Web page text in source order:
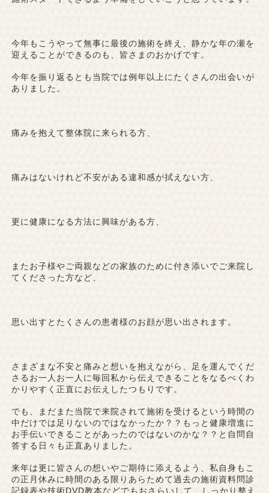
今年もこうやって無事に最後の施術を終え、静かな年の瀬を
迎えることができるのも、皆さまのおかげです。
今年を振り返るとも当院では例年以上にたくさんの出会いが
ありました。
痛みを抱えて整体院に来られる方、
痛みはないけれど不安がある違和感が拭えない方、
更に健康になる方法に興味がある方、
またお子様やご両親などの家族のために付き添いでご来院し
てくださった方など、
思い出すとたくさんの患者様のお顔が思い出されます。
さまざまな不安と痛みと想いを抱えながら、足を運んでくだ
さるお一人お一人に毎回私から伝えできることをなるべくわ
かりやすく正直にお伝えしたつもりです。
でも、まだまた当院で来院されて施術を受けるという時間の
中だけでは足りないのではなかったか？？もっと健康増進に
お手伝いできることがあったのではないのかな？？と自問自
答する日々も正直ありました。
来年は更に皆さんの想いやご期待に添えるよう、私自身もこ
の正月休みに時間のある限りあらためて過去の施術資料問診
記録表や技術DVD教本などでもおさらいして、しっかり整え